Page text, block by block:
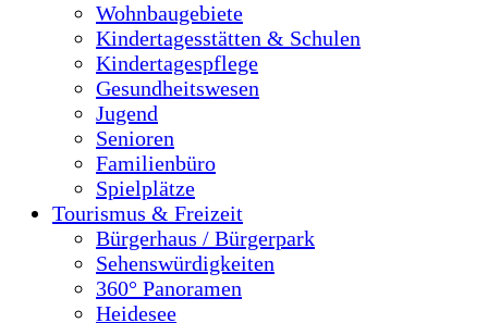
Wohnbaugebiete
Kindertagesstätten & Schulen
Kindertagespflege
Gesundheitswesen
Jugend
Senioren
Familienbüro
Spielplätze
Tourismus & Freizeit
Bürgerhaus / Bürgerpark
Sehenswürdigkeiten
360° Panoramen
Heidesee